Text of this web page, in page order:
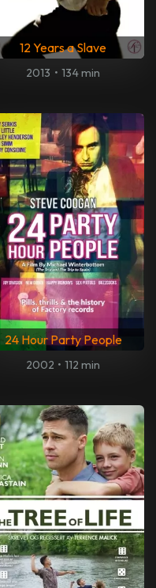
12 Years a Slave
2013 • 134 min
24 Hour Party People
2002 • 112 min